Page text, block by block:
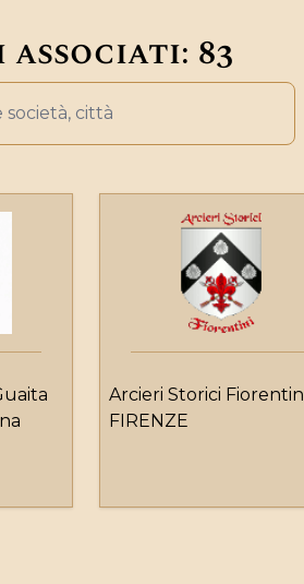
associati: 83
Arcieri Storici
FIRENZE